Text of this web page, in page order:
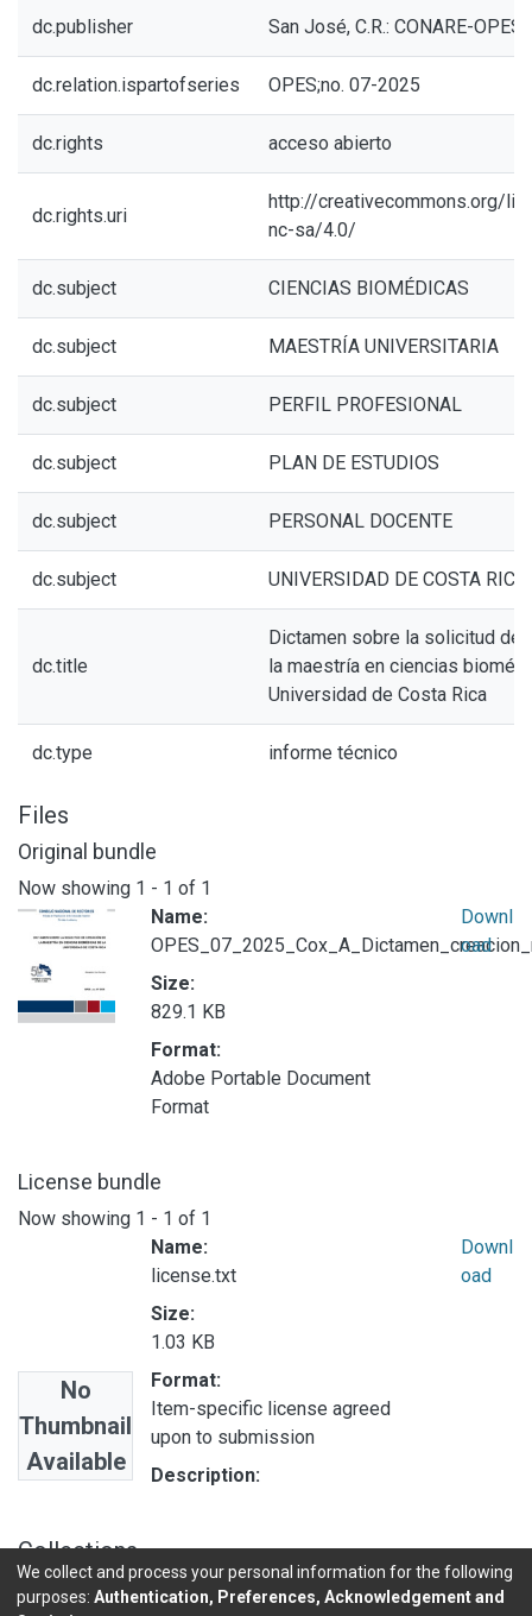
dc.publisher San José, C.R.: CONARE-OPES
dc.relation.ispartofseries OPES;no. 07-2025
dc.rights acceso abierto
dc.rights.uri
http://creativecommons.org/
nc-sa/4.0/
dc.subject CIENCIAS BIOMÉDICAS
dc.subject MAESTRÍA UNIVERSITARIA
dc.subject PERFIL PROFESIONAL
dc.subject PLAN DE ESTUDIOS
dc.subject PERSONAL DOCENTE
dc.subject UNIVERSIDAD DE COSTA RICA
dc.title
Dictamen sobre la solicitud de
la maestría en ciencias
Universidad de Costa Rica
dc.type informe técnico
Files
Original bundle
Now showing 1 - 1 of 1
Name:
Size:
829.1 KB
Format:
Adobe Portable Document
Format
Downl
oad
License bundle
Now showing 1 - 1 of 1
No
Thumbnail
Available
Name:
license.txt
Size:
1.03 KB
Format:
Item-specific license agreed
upon to submission
Description:
Downl
oad
Collections
DICTAMENES OPES
We collect and process your personal information for the following
purposes: Authentication, Preferences, Acknowledgement and